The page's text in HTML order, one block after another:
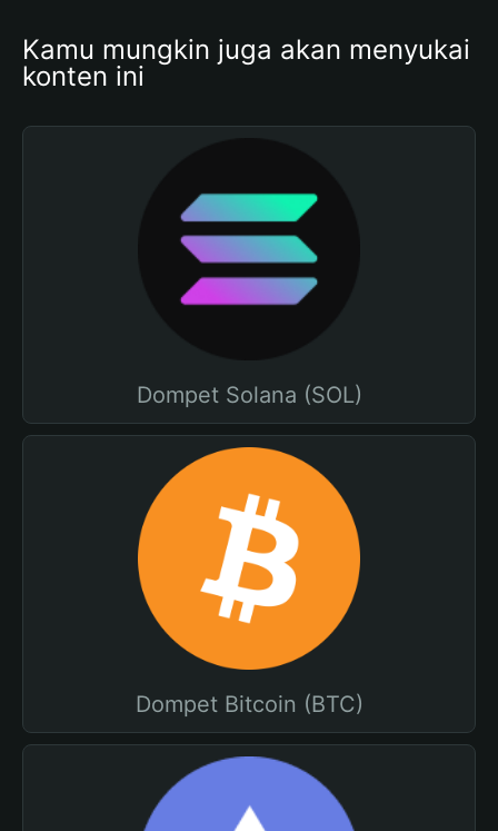
Kamu mungkin juga akan menyukai
konten ini
Dompet Solana (SOL)
Dompet Bitcoin (BTC)